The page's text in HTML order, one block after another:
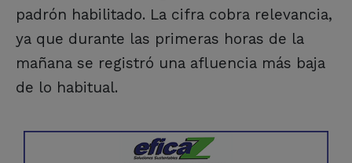
padrón habilitado. La cifra cobra relevancia,
ya que durante las primeras horas de la
mañana se registró una afluencia más baja
de lo habitual.